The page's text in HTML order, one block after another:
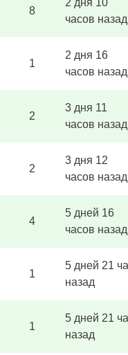
8
2 дня 10
часов назад
1
2 дня 16
часов назад
2
3 дня 11
часов назад
2
3 дня 12
часов назад
4
5 дней 16
часов назад
1
5 дней 21
назад
1
5 дней 21
назад